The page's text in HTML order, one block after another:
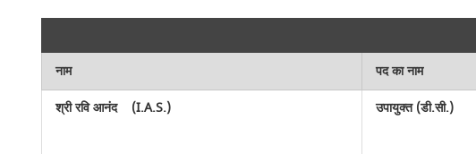
नाम पद का नाम
श्री रवि आनंद
(I.A.S.) उपायुक्त (डी.सी.)